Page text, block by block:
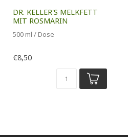
DR. KELLER'S MELKFETT
MIT ROSMARIN
500 ml / Dose
€8,50